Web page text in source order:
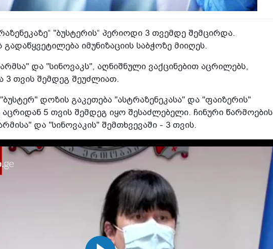
"ბუსტერის“ პერიოდი 3 თვემდე შემცირდა.
გადაწყვეტილება იმუნიზაციის საბჭოზე მიიღეს.
და "სინოვაკს", აღნიშნული ვაქცინებით აცრილებს,
3 თვის შემდეგ შეუძლიათ.
დოზის გაკეთება "ასტრაზენეკასა" და "ფაიზერის"
აცრიდან 5 თვის შემდეგ იყო შესაძლებელი. ჩინური წარმოების
და "სინოვაკის" შემთხვევაში - 3 თვის.